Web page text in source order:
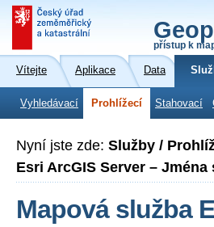
přístup k
Vítejte Aplikace Data
Vyhledávací Prohlížecí Stahovací
Nyní jste zde: Služby /
Esri ArcGIS Server –
Mapová služba